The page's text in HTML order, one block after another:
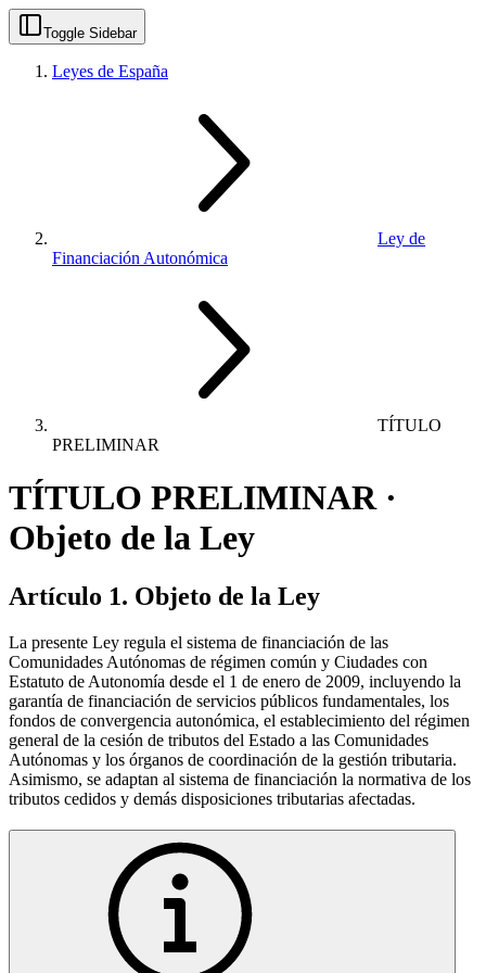
Toggle Sidebar
Leyes de España
Ley de
Financiación Autonómica
TÍTULO
PRELIMINAR
TÍTULO PRELIMINAR ·
Objeto de la Ley
Artículo 1. Objeto de la Ley
La presente Ley regula el sistema de financiación de las
Comunidades Autónomas de régimen común y Ciudades con
Estatuto de Autonomía desde el 1 de enero de 2009, incluyendo la
garantía de financiación de servicios públicos fundamentales, los
fondos de convergencia autonómica, el establecimiento del régimen
general de la cesión de tributos del Estado a las Comunidades
Autónomas y los órganos de coordinación de la gestión tributaria.
Asimismo, se adaptan al sistema de financiación la normativa de los
tributos cedidos y demás disposiciones tributarias afectadas.